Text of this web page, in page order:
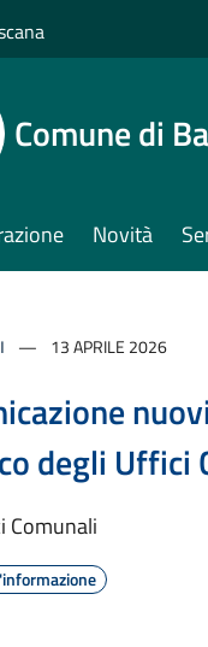
Comune di
Novità
13 APRILE 2026
degli Uffici
Comunali